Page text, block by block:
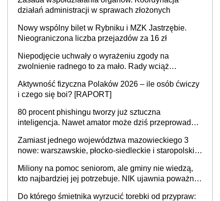
działań administracji w sprawach złożonych
Nowy wspólny bilet w Rybniku i MZK Jastrzębie.
Nieograniczona liczba przejazdów za 16 zł
Niepodjęcie uchwały o wyrażeniu zgody na
zwolnienie radnego to za mało. Rady wciąż
sprawy
Aktywność fizyczna Polaków 2026 – ile osób ćwiczy
i czego się boi? [RAPORT]
80 procent phishingu tworzy już sztuczna
inteligencja. Nawet amator może dziś przeprowadzić
Zamiast jednego województwa mazowieckiego 3
nowe: warszawskie, płocko-siedleckie i staropolskie.
stołecznych
Miliony na pomoc seniorom, ale gminy nie wiedzą,
kto najbardziej jej potrzebuje. NIK ujawnia poważną
Do którego śmietnika wyrzucić torebki od przypraw: